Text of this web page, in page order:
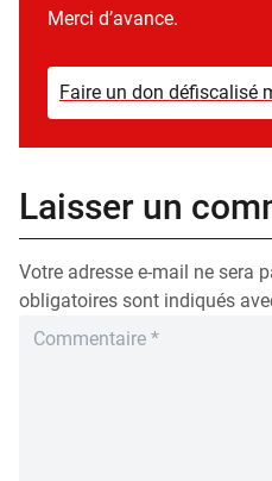
Merci d’avance.
Faire un don défiscalisé
Laisser un
Votre adresse e-mail ne sera
obligatoires sont indiqués